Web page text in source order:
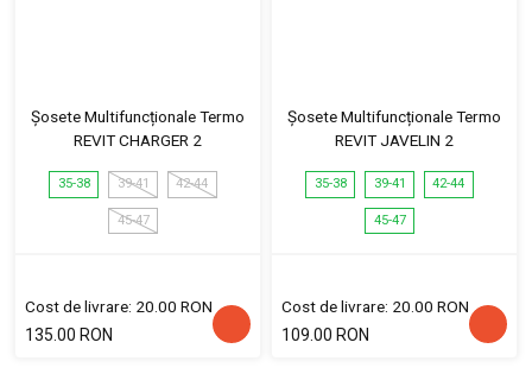
Șosete Multifuncționale Termo
REVIT CHARGER 2
35-38 39-41 42-44
45-47
Cost de livrare: 20.00 RON
135.00 RON
Șosete Multifuncționale Termo
REVIT JAVELIN 2
35-38 39-41 42-44
45-47
Cost de livrare: 20.00 RON
109.00 RON